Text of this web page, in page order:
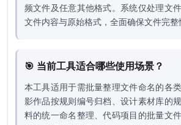
频文件及任意其他格式。系统仅处理文
文件内容与原始格式，全面确保文件完整
🎯 当前工具适合哪些使用场景？
本工具适用于需批量整理文件命名的各
影作品按规则编号归档、设计素材库的
料的统一命名整理、代码项目的批量文